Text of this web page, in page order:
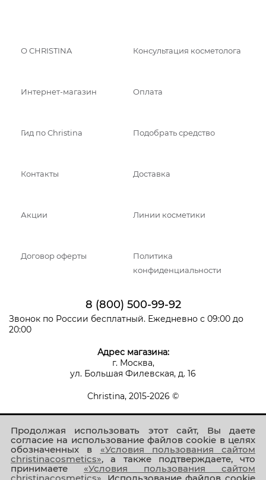
Продолжая использовать этот сайт, Вы даете
согласие на использование файлов cookie в целях
обозначенных в «Условия пользования сайтом
christinacosmetics», а также подтверждаете, что
принимаете «Условия пользования сайтом
О CHRISTINA Консультация косметолога
Интернет-магазин Оплата
Гид по Christina Подобрать средство
Контакты Доставка
Акции Линии косметики
Договор оферты
Политика
конфиденциальности
8 (800) 500-99-92
Звонок по России бесплатный. Ежедневно с 09:00 до
20:00
Адрес магазина:
г. Москва,
ул. Большая Филевская, д. 16
Christina, 2015-2026 ©
Присоединяйтесь к нам!